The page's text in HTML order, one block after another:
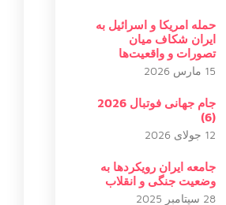
حمله امریکا و اسرائیل به
ایران شکاف میان
تصورات و واقعیت‌ها
15 مارس 2026
جام جهانی فوتبال 2026
(6)
12 جولای 2026
جامعه ایران رویکردها به
وضعیت جنگی و انقلاب
28 سپتامبر 2025